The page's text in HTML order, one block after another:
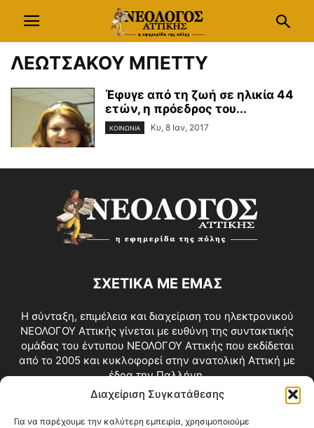
Διαχείριση Συγκατάθεσης
Για να παρέχουμε την καλύτερη εμπειρία, χρησιμοποιούμε
ΛΕΩΤΣΑΚΟΥ ΜΠΕΤΤΥ
Έφυγε από τη ζωή σε ηλικία 44
ετών, η πρόεδρος του...
ΚΟΙΝΩΝΙΑ Κυ, 8 Ιαν, 2017
ΣΧΕΤΙΚΑ ΜΕ ΕΜΑΣ
Η σύνταξη, επιμέλεια και διαχείριση του ηλεκτρονικού
ΝΕΟΛΟΓΟΥ Αττικής γίνεται με ευθύνη της συντακτικής
ομάδας του έντυπου ΝΕΟΛΟΓΟΥ Αττικής που εκδίδεται
από το 2005 και κυκλοφορεί στην ανατολική Αττική με
έδρα την Παλλήνη.
Επικοινωνία:info@neologosattikis.gr